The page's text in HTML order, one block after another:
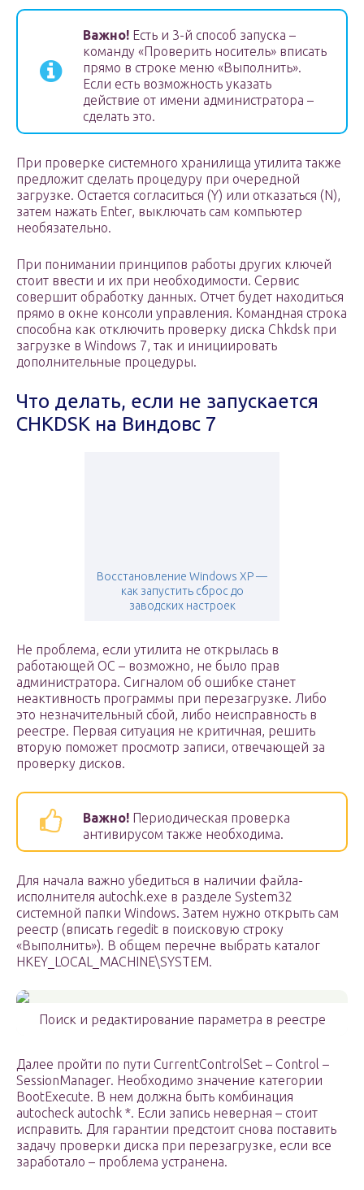
Важно! Есть и 3-й способ запуска –
команду «Проверить носитель» вписать
прямо в строке меню «Выполнить».
Если есть возможность указать
действие от имени администратора –
сделать это.
При проверке системного хранилища утилита также
предложит сделать процедуру при очередной
загрузке. Остается согласиться (Y) или отказаться (N),
затем нажать Enter, выключать сам компьютер
необязательно.
При понимании принципов работы других ключей
стоит ввести и их при необходимости. Сервис
совершит обработку данных. Отчет будет находиться
прямо в окне консоли управления. Командная строка
способна как отключить проверку диска Chkdsk при
загрузке в Windows 7, так и инициировать
дополнительные процедуры.
Что делать, если не запускается
CHKDSK на Виндовс 7
Восстановление Windows XP —
как запустить сброс до
заводских настроек
Не проблема, если утилита не открылась в
работающей ОС – возможно, не было прав
администратора. Сигналом об ошибке станет
неактивность программы при перезагрузке. Либо
это незначительный сбой, либо неисправность в
реестре. Первая ситуация не критичная, решить
вторую поможет просмотр записи, отвечающей за
проверку дисков.
Важно! Периодическая проверка
антивирусом также необходима.
Для начала важно убедиться в наличии файла-
исполнителя autochk.exe в разделе System32
системной папки Windows. Затем нужно открыть сам
реестр (вписать regedit в поисковую строку
«Выполнить»). В общем перечне выбрать каталог
HKEY_LOCAL_MACHINE\SYSTEM.
Поиск и редактирование параметра в реестре
Далее пройти по пути CurrentControlSet – Control –
SessionManager. Необходимо значение категории
BootExecute. В нем должна быть комбинация
autocheck autochk *. Если запись неверная – стоит
исправить. Для гарантии предстоит снова поставить
задачу проверки диска при перезагрузке, если все
заработало – проблема устранена.